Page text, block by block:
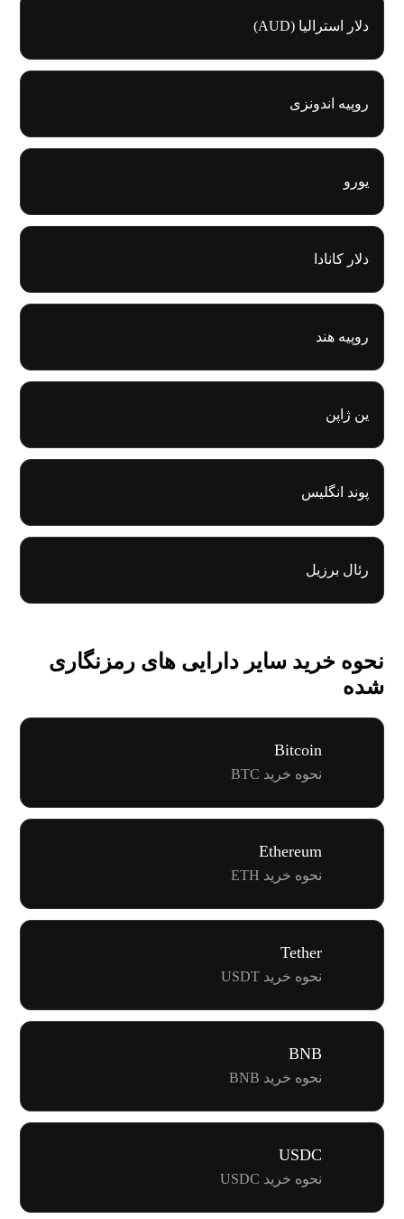
دلار استرالیا (AUD)
روپیه اندونزی
یورو
دلار کانادا
روپیه هند
ین ژاپن
پوند انگلیس
رئال برزیل
نحوه خرید سایر دارایی های رمزنگاری
شده
Bitcoin
نحوه خرید BTC
Ethereum
نحوه خرید ETH
Tether
نحوه خرید USDT
BNB
نحوه خرید BNB
USDC
نحوه خرید USDC